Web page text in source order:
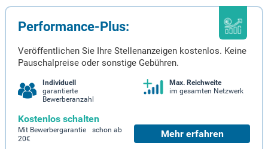
Performance-Plus:
Veröffentlichen Sie Ihre Stellenanzeigen kostenlos. Keine
Pauschalpreise oder sonstige Gebühren.
Individuell
garantierte
Bewerberanzahl
Max. Reichweite
im gesamten Netzwerk
Kostenlos schalten
Mit Bewerbergarantie schon ab
20€
Mehr erfahren